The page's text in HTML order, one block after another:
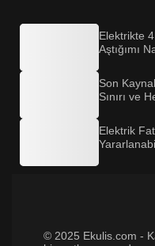
Elektrikte
Aştığımı
Son
Sınırı ve
Elektrik
© 2025 Ekulis.com -